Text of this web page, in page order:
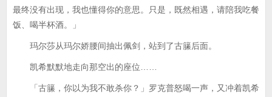
最终没有出现，我也懂得你的意思。只是，既然相遇，请陪我吃餐
饭、喝半杯酒。」
玛尔莎从玛尔娇腰间抽出佩剑，站到了古籘后面。
凯希默默地走向那空出的座位……
「古籘，你以为我不敢杀你？」罗克普怒喝一声，又冲着凯希